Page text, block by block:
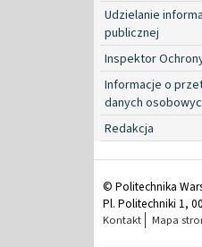
Udzielanie
publicznej
Inspektor
Informacje o
danych
Redakcja
© Politechnika
Pl. Politechniki 1,
Kontakt Mapa